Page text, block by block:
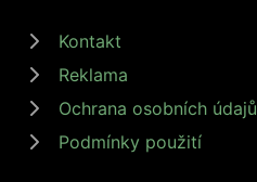
Kontakt
Reklama
Ochrana osobních údajů
Podmínky použití